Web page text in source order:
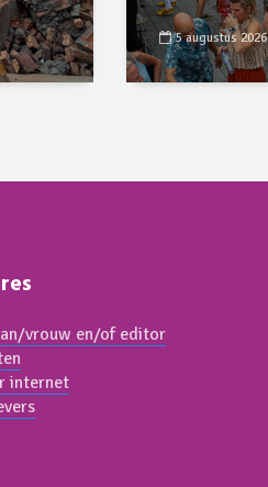
5 augustus 2026
vrouw en/of editor
internet